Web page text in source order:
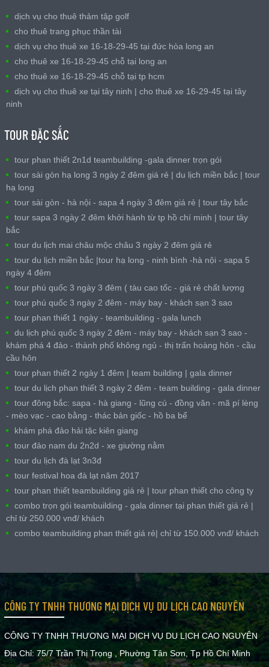
dịch vụ cho thuê thảm tập golf
cho thuê trang phục thần tài
dịch vụ cho thuê xe 16-18-29-45 tại đức hòa long an
cho thuê xe 16-18-29-45 chỗ tại long an
cho thuê xe 16-18-29-45 chỗ tại tp hcm
dịch vụ cho thuê xe tại tây ninh | cho thuê xe 16-29-45 tại tây
ninh
TOUR ĐẶC SẮC
tour phan thiết 2n1d teambuilding -gala dinner trọn gói
tour sài gòn hạ long 3 ngày 2 đêm giá rẻ | du lịch miền bắc | tour
hạ long
tour sài gòn - hà nội - sapa 4 ngày 3 đêm giá rẻ | tour tây bắc
tour sapa 3 ngày 2 đêm khởi hành từ tp hồ chí minh | tour tây
bắc
tour du lịch mai châu mộc châu 3 ngày 2 đêm giá rẻ
tour du lịch miền bắc |tour hạ long - ninh bình -hà nội - sapa 5
ngày 4 đêm
tour phú quốc 3 ngày 3 đêm ( tàu cao tốc - giá rẻ chất lượng
tour phú quốc 3 ngày 2 đêm - máy bay - khách sạn 3 sao
tour phan thiết 1 ngày - teambuilding - gala lunch
du lịch phú quốc 3 ngày 2 đêm - máy bay - khách sạn 3 sao -
khám phá 4 đảo - thành phố không ngủ - thị trấn hoàng hôn - cầu
cầu hôn
tour phan thiết 2 ngày 1 đêm | team building | gala dinner
tour du lịch phan thiết 3 ngày 2 đêm - team building - gala dinner
tour đông bắc: sapa - hà giang - lũng cú - đồng văn - mã pí lèng
- mèo vạc - cao bằng - thác bản giốc - hồ ba bể
khám phá đảo hải tặc kiên giang
tour đảo nam du 2n2d - xe giường nằm
tour du lịch đà lạt 3n3đ
tour festival hoa đà lạt năm 2017
tour phan thiết teambuilding giá rẻ | tour phan thiết cho công ty
combo trọn gói teambuilding - gala dinner tại phan thiết giá rẻ |
chỉ từ 250.000 vnđ/ khách
combo teambuilding phan thiết giá rẻ| chỉ từ 150.000 vnđ/ khách
CÔNG TY TNHH THƯƠNG MẠI DỊCH VỤ DU LỊCH CAO NGUYÊN
CÔNG TY TNHH THƯƠNG MẠI DỊCH VỤ DU LỊCH CAO NGUYÊN
Địa Chỉ: 75/7 Trần Thị Trọng , Phường Tân Sơn, Tp Hồ Chí Minh